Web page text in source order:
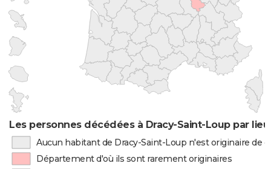
Les personnes décédées à Dracy-Saint-Loup par
Aucun habitant de Dracy-Saint-Loup n'est originaire de
Département d'où ils sont rarement originaires